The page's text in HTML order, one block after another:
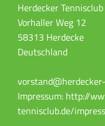
Herdecker
Vorhaller Weg 12
58313 Herdecke
Deutschland
Impressum: http://
tennisclub.de/